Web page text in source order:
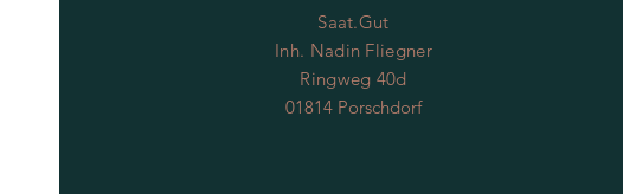
Saat.Gut
Inh. Nadin Fliegner
Ringweg 40d
01814 Porschdorf